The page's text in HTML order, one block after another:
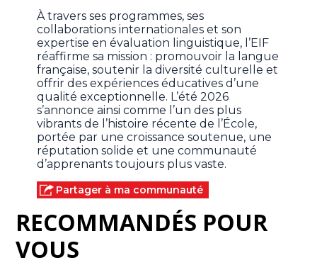
À travers ses programmes, ses
collaborations internationales et son
expertise en évaluation linguistique, l’EIF
réaffirme sa mission : promouvoir la langue
française, soutenir la diversité culturelle et
offrir des expériences éducatives d’une
qualité exceptionnelle. L’été 2026
s’annonce ainsi comme l’un des plus
vibrants de l’histoire récente de l’École,
portée par une croissance soutenue, une
réputation solide et une communauté
d’apprenants toujours plus vaste.
Partager à ma communauté
RECOMMANDÉS POUR
VOUS